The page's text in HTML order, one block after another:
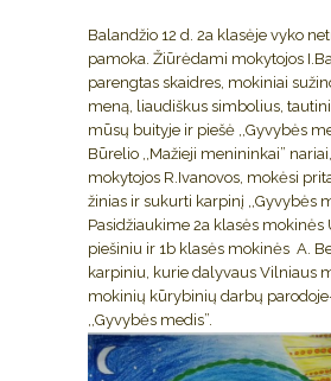
Balandžio 12 d. 2a klasėje vyko
pamoka. Žiūrėdami mokytojos
parengtas skaidres, mokiniai
meną, liaudiškus simbolius,
mūsų buityje ir piešė ,,Gyvybės
Būrelio ,,Mažieji menininkai”
mokytojos R.Ivanovos, mokėsi
žinias ir sukurti karpinį ,,Gyvybės
Pasidžiaukime 2a klasės mokinės
piešiniu ir 1b klasės mokinės A.
karpiniu, kurie dalyvaus Vilniaus
mokinių kūrybinių darbų
,,Gyvybės medis”.